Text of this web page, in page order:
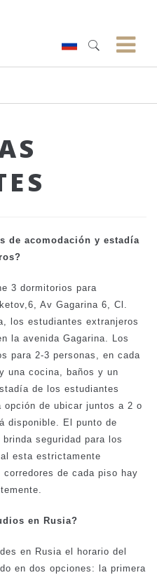
de acomodación y estadía
3 dormitorios para
Av Gagarina 6, Cl.
los estudiantes extranjeros
la avenida Gagarina. Los
para 2-3 personas, en cada
una cocina, baños y un
de los estudiantes
opción de ubicar juntos a 2 o
disponible. El punto de
seguridad para los
esta estrictamente
de cada piso hay
en Rusia?
en Rusia el horario del
en dos opciones: la primera